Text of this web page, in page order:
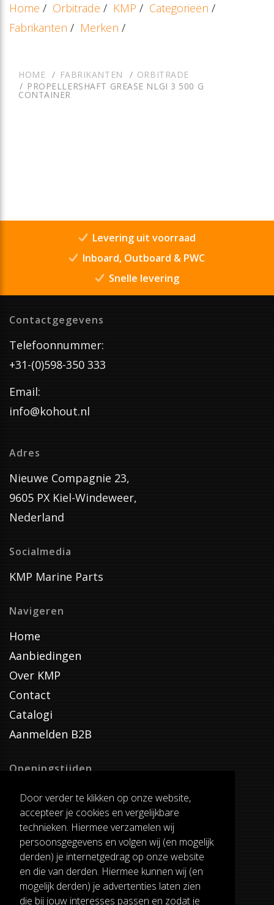
Door verder te klikken op onze website,
accepteer je cookies en vergelijkbare
technieken. Hiermee verzamelen wij
persoonsgegevens en volgen wij (en mogelijk
derden) je internetgedrag op onze website
en die van derden. Hiermee kunnen wij (en
mogelijk derden) je advertenties laten zien
die bij jouw interesses passen en zodat je
Home / Orbitrade / KMP / Categorieën /
Fabrikanten / Merken /
HOME FABRIKANTEN
ORBITRADE
PROPELLERSHAFT GREASE NLGI 3 500 G
CONTAINER
Levering uit voorraad
Inboard, Outboard & PWC
Snelle levering
Contactgegevens
Telefoonnummer:
+31-(0)598-350 333
Email:
info@kohout.nl
Adres
Nieuwe Compagnie 23,
9605 PX Kiel-Windeweer,
Nederland
Socialmedia
KMP Marine Parts
Navigeren
Home
Aanbiedingen
Over KMP
Contact
Catalogi
Aanmelden B2B
Openingstijden
Dinsdag T/M Zaterdag
van 8:00-17:00
Verzenddagen
Dinsdag T/M Vrijdag
Pauze
12:30-13:00